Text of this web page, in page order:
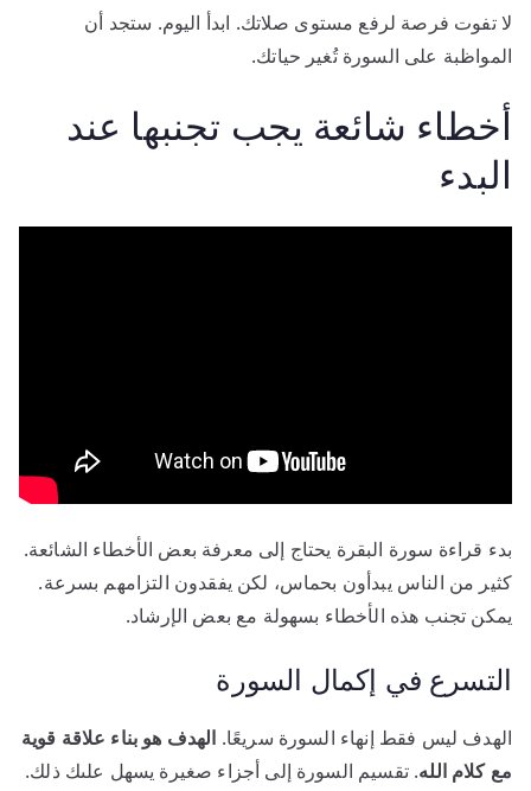
لا تفوت فرصة لرفع مستوى صلاتك. ابدأ اليوم. ستجد أن
المواظبة على السورة تُغير حياتك.
أخطاء شائعة يجب تجنبها عند
البدء
بدء قراءة سورة البقرة يحتاج إلى معرفة بعض الأخطاء الشائعة.
كثير من الناس يبدأون بحماس، لكن يفقدون التزامهم بسرعة.
يمكن تجنب هذه الأخطاء بسهولة مع بعض الإرشاد.
التسرع في إكمال السورة
الهدف ليس فقط إنهاء السورة سريعًا. الهدف هو بناء علاقة قوية
مع كلام الله. تقسيم السورة إلى أجزاء صغيرة يسهل علىك ذلك.